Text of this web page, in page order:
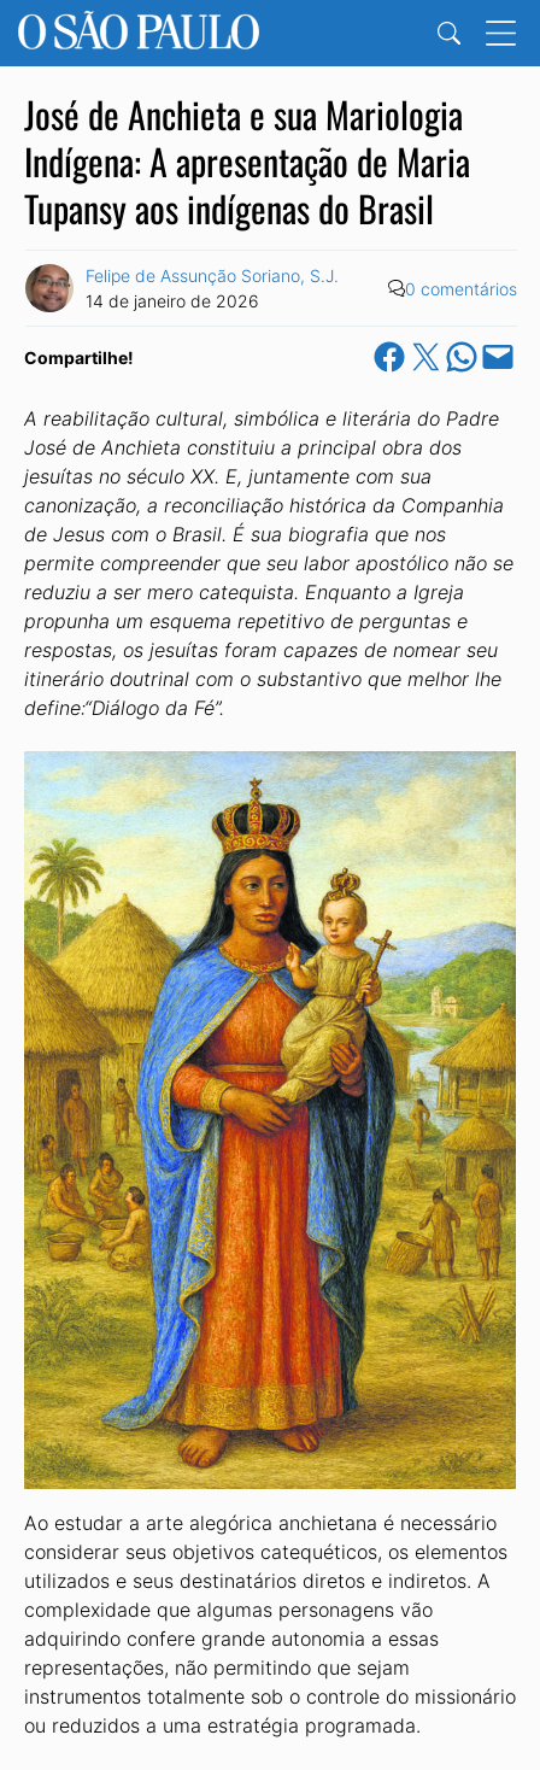
José de Anchieta e sua Mariologia
Indígena: A apresentação de Maria
Tupansy aos indígenas do Brasil
Felipe de Assunção Soriano, S.J.
14 de janeiro de 2026
0 comentários
Compartilhe! Share on Facebook
Share on X Share on
Email this
A reabilitação cultural, simbólica e literária do Padre
José de Anchieta constituiu a principal obra dos
jesuítas no século XX. E, juntamente com sua
canonização, a reconciliação histórica da Companhia
de Jesus com o Brasil. É sua biografia que nos
permite compreender que seu labor apostólico não se
reduziu a ser mero catequista. Enquanto a Igreja
propunha um esquema repetitivo de perguntas e
respostas, os jesuítas foram capazes de nomear seu
itinerário doutrinal com o substantivo que melhor lhe
define:“Diálogo da Fé”.
Ao estudar a arte alegórica anchietana é necessário
considerar seus objetivos catequéticos, os elementos
utilizados e seus destinatários diretos e indiretos. A
complexidade que algumas personagens vão
adquirindo confere grande autonomia a essas
representações, não permitindo que sejam
instrumentos totalmente sob o controle do missionário
ou reduzidos a uma estratégia programada.